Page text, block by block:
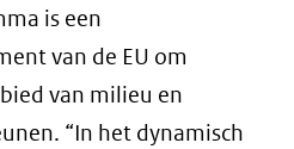
is een
van de EU om
van milieu en
“In het dynamisch